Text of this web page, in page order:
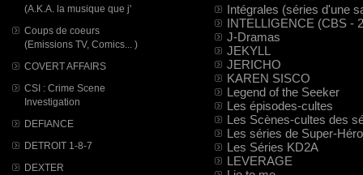
(A.K.A. la musique que j'
Coups de coeurs
(Emissions TV, Comics... )
COVERT AFFAIRS
CSI : Crime Scene
Investigation
DEFIANCE
DETROIT 1-8-7
DEXTER
Intégrales (séries d'une
INTELLIGENCE (CBS -
J-Dramas
JEKYLL
JERICHO
KAREN SISCO
Legend of the Seeker
Les épisodes-cultes
Les Scènes-cultes des
Les séries de Super-
Les Séries KD2A
LEVERAGE